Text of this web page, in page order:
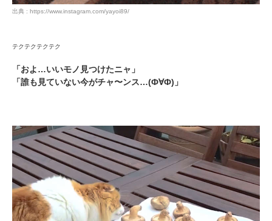
出典 : https://www.instagram.com/yayoi89/
テクテクテクテク
「およ…いいモノ見つけたニャ」
「誰も見ていない今がチャ〜ンス…(Ф∀Ф)」